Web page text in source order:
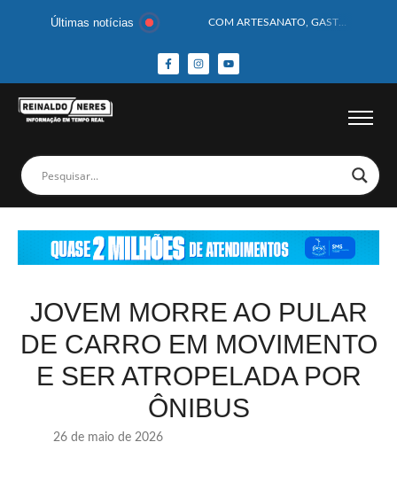
Últimas notícias
HOMEM CAI DE CACHOEIRA DE 40 METROS AO TENTAR FAZER FOTO
CORPOS DAS SEIS VÍTIMAS DE ACIDENTE COM LANCHA SÃO VELADOS; SAIBA COMO FOI
JOVEM MORRE AO PULAR
DE CARRO EM MOVIMENTO
E SER ATROPELADA POR
ÔNIBUS
26 de maio de 2026